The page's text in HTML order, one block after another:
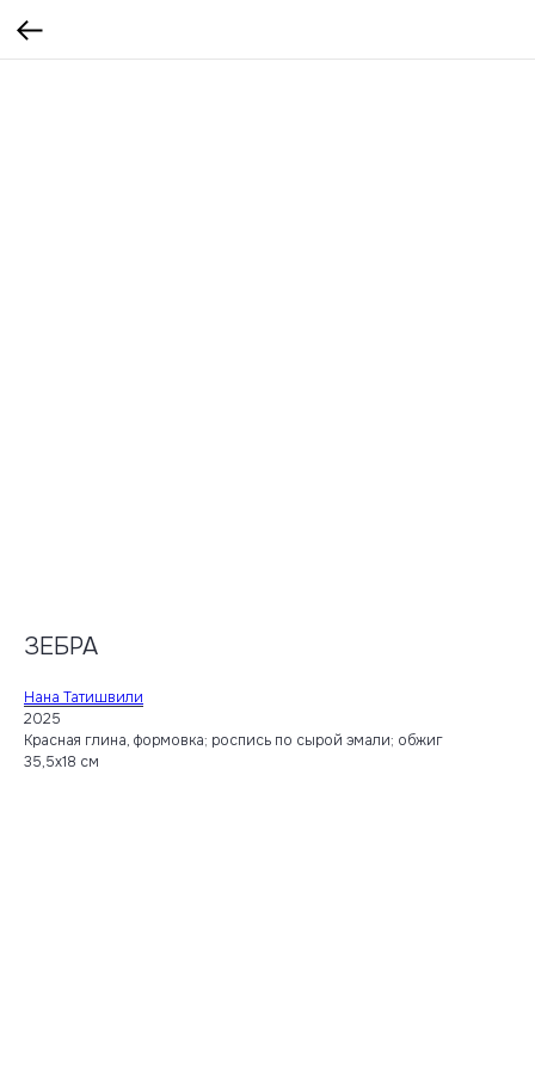
ЗЕБРА
Нана Татишвили
2025
Красная глина, формовка; роспись по сырой эмали; обжиг
35,5х18 см